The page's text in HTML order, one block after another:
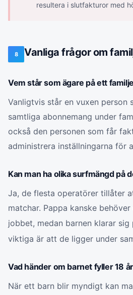
resultera i slutfakturor med
8 Vanliga frågor om
Vem står som ägare på ett
Vanligtvis står en vuxen person
samtliga abonnemang under
också den personen som får
administrera inställningarna för
Kan man ha olika surfmängd på
Ja, de flesta operatörer tillåter
matchar. Pappa kanske
jobbet, medan barnen klarar sig
viktiga är att de ligger under
Vad händer om barnet fyller 18
När ett barn blir myndigt kan